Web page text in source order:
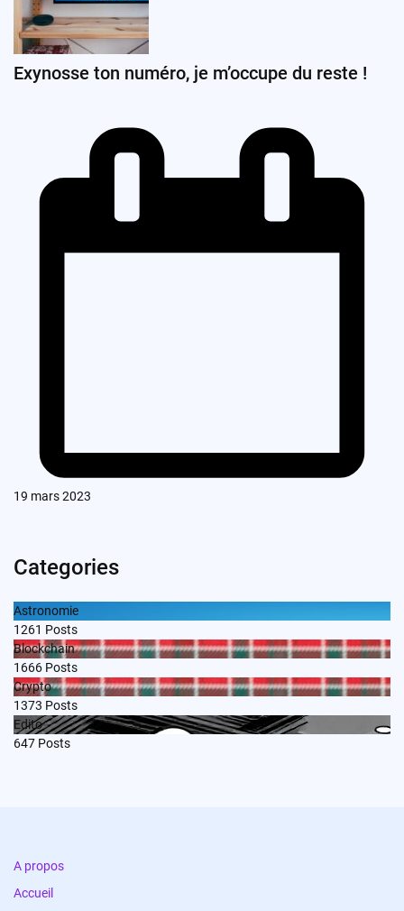
Exynosse ton numéro, je m’occupe du reste !
19 mars 2023
Categories
Astronomie
1261 Posts
Blockchain
1666 Posts
Crypto
1373 Posts
Edito
647 Posts
A propos
Accueil